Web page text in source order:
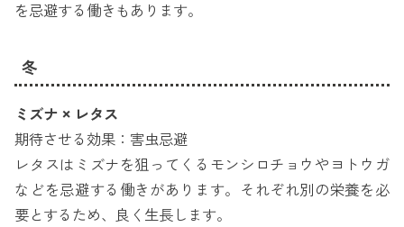
を忌避する働きもあります。
冬
ミズナ × レタス
期待させる効果：害虫忌避
レタスはミズナを狙ってくるモンシロチョウやヨトウガ
などを忌避する働きがあります。それぞれ別の栄養を必
要とするため、良く生長します。